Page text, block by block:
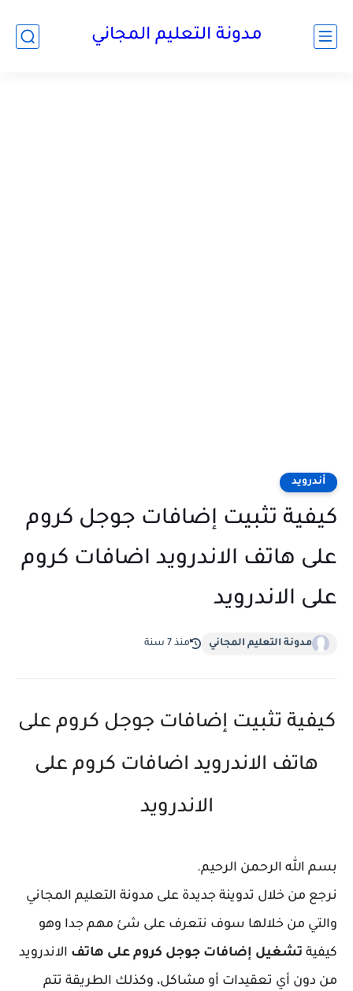
مدونة التعليم المجاني
أندرويد
كيفية تثبيت إضافات جوجل كروم
على هاتف الاندرويد اضافات كروم
على الاندرويد
مدونة التعليم المجاني منذ 7 سنة
كيفية تثبيت إضافات جوجل كروم على
هاتف الاندرويد اضافات كروم على
الاندرويد
بسم الله الرحمن الرحيم.
نرجع من خلال تدوينة جديدة على مدونة التعليم المجاني
والتي من خلالها سوف نتعرف على شئ مهم جدا وهو
كيفية تشغيل إضافات جوجل كروم على هاتف الاندرويد
من دون أي تعقيدات أو مشاكل، وكذلك الطريقة تتم